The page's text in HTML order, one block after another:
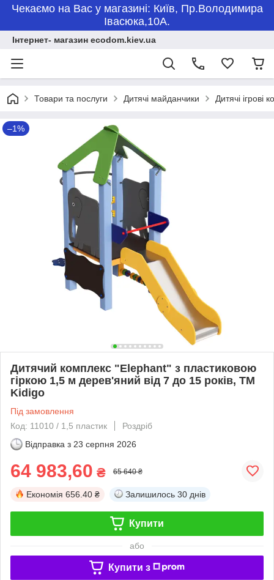
Чекаємо на Вас у магазині: Київ, Пр.Володимира
Івасюка,10А.
Інтернет- магазин ecodom.kiev.ua
Товари та послуги Дитячі майданчики Дитячі ігрові
–1%
Дитячий комплекс "Elephant" з пластиковою
гіркою 1,5 м дерев'яний від 7 до 15 років, ТМ
Kidigo
Під замовлення
Код: 11010 / 1,5 пластик
Роздріб
Відправка з 23 серпня 2026
64 983,60 ₴ 65 640 ₴
Економія 656.40 ₴ Залишилось 30 днів
Купити
або
Купити з